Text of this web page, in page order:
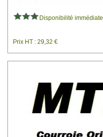
Disponibilité immédiate
Prix HT : 29,32 €